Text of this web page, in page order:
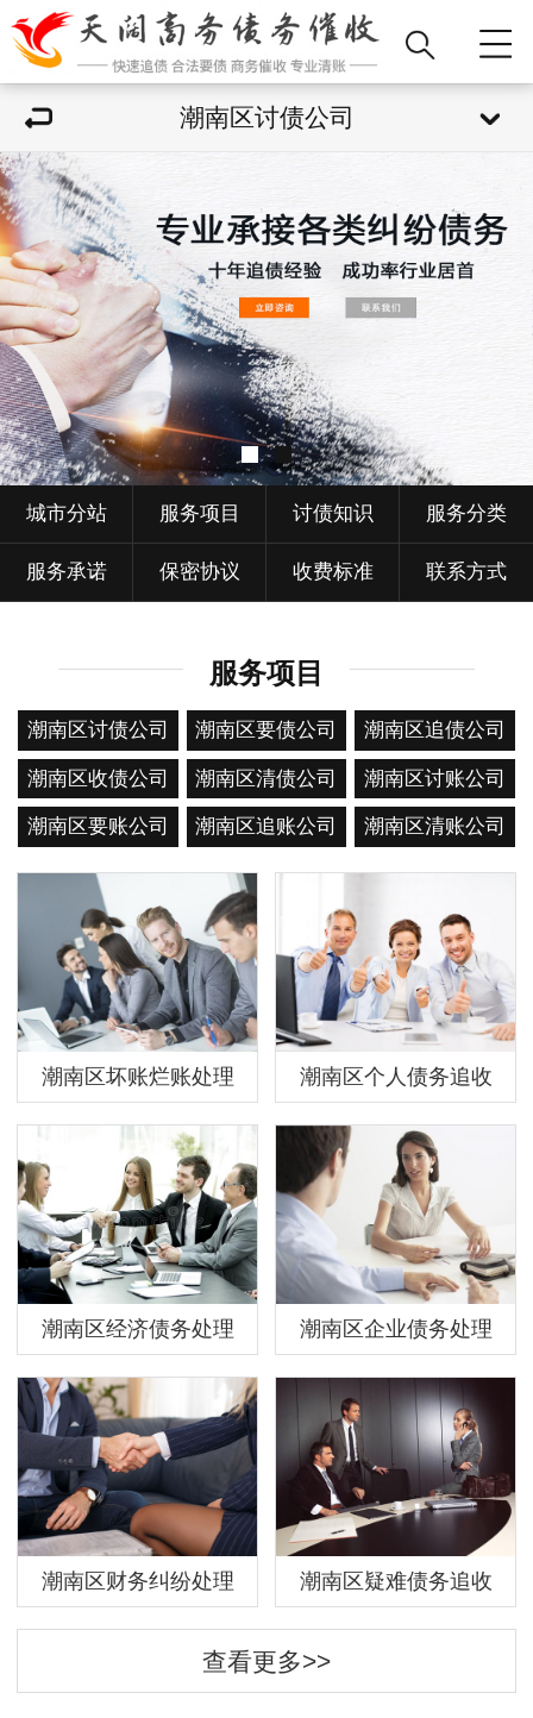
潮南区讨债公司
城市分站 服务项目 讨债知识 服务分类
服务承诺 保密协议 收费标准 联系方式
服务项目
潮南区讨债公司 潮南区要债公司 潮南区追债公司
潮南区收债公司 潮南区清债公司 潮南区讨账公司
潮南区要账公司 潮南区追账公司 潮南区清账公司
潮南区坏账烂账处理 潮南区个人债务追收
潮南区经济债务处理 潮南区企业债务处理
潮南区财务纠纷处理 潮南区疑难债务追收
查看更多>>